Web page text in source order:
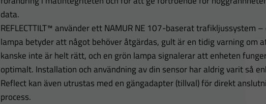
data.
REFLECTTILT™ använder ett NAMUR NE 107-baserat trafikljussystem –
lampa betyder att något behöver åtgärdas, gult är en tidig varning om
kanske inte är helt rätt, och en grön lampa signalerar att enheten
optimalt. Installation och användning av din sensor har aldrig varit så
Reflect kan även utrustas med en gängadapter (tillval) för direkt
process.